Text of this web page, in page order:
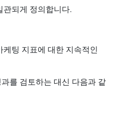
관되게 정의합니다.
팅 지표에 대한 지속적인
를 검토하는 대신 다음과 같